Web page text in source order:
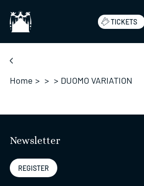
content
TICKETS
Home > > > DUOMO VARIATION
Newsletter
REGISTER